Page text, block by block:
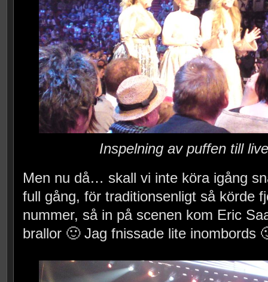
Inspelning av puffen till
Men nu då… skall vi inte köra igång
full gång, för traditionsenligt så körde
nummer, så in på scenen kom Eric
brallor 🙂 Jag fnissade lite inombords